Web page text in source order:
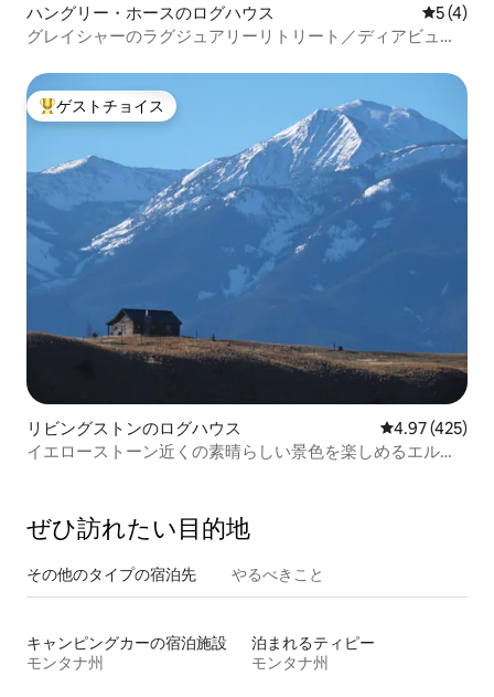
ハングリー・ホースのログハウス レビュー
5 (4)
グレイシャーのラグジュアリーリトリート／ディアビュー
大好評のゲストチョイスです。
ゲストチョイス
リビングストンのログハウス レビュー425
4.97 (425)
イエローストーン近くの素晴らしい景色を楽しめるエルク
ぜひ訪⁠れ⁠た⁠い目⁠的⁠地
その他のタ⁠イ⁠プ⁠の宿⁠泊⁠先 やるべきこと
キャンピングカーの宿泊施設
モンタナ州
泊まれるティピー
モンタナ州